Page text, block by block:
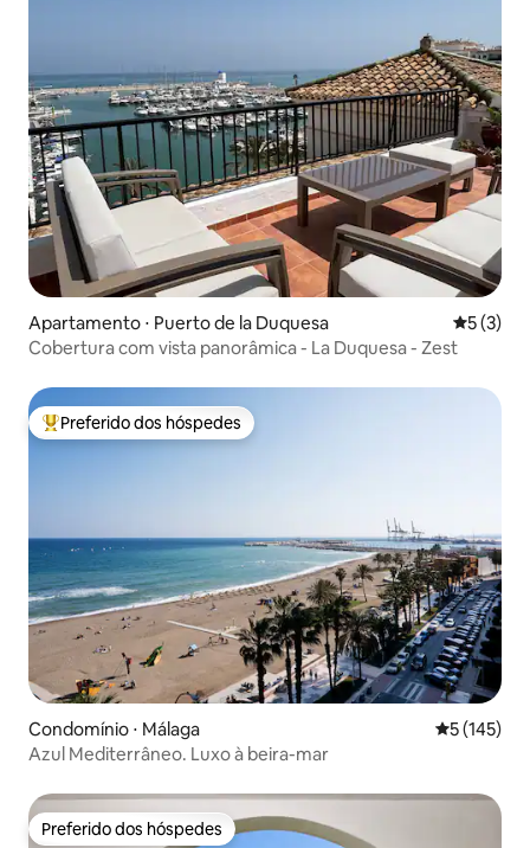
Apartamento ⋅ Puerto de la Duquesa 5 de
5 (3)
Cobertura com vista panorâmica - La Duquesa - Zest
Entre os melhores preferidos dos hóspedes
Preferido dos hóspedes
Condomínio ⋅ Málaga 5 de uma
5 (145)
Azul Mediterrâneo. Luxo à beira-mar
Preferido dos hóspedes
Preferido dos hóspedes